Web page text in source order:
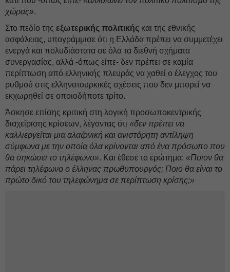
χώρας».
Στο πεδίο της εξωτερικής πολιτικής και της εθνικής
ασφάλειας, υπογράμμισε ότι η Ελλάδα πρέπει να συμμετέχει
ενεργά και πολυδιάστατα σε όλα τα διεθνή σχήματα
συνεργασίας, αλλά -όπως είπε- δεν πρέπει σε καμία
περίπτωση από ελληνικής πλευράς να χαθεί ο έλεγχος του
ρυθμού στις ελληνοτουρκικές σχέσεις που δεν μπορεί να
εκχωρηθεί σε οποιοδήποτε τρίτο.
Άσκησε επίσης κριτική στη λογική προσωποκεντρικής
διαχείρισης κρίσεων, λέγοντας ότι «δεν πρέπει να
καλλιεργείται μια αλαζονική και ανιστόρητη αντίληψη
σύμφωνα με την οποία όλα κρίνονται από ένα πρόσωπο που
θα σηκώσει το τηλέφωνο». Και έθεσε το ερώτημα: «Ποιον θα
πάρει τηλέφωνο ο έλληνας πρωθυπουργός; Ποιο θα είναι το
πρώτο δικό του τηλεφώνημα σε περίπτωση κρίσης;»